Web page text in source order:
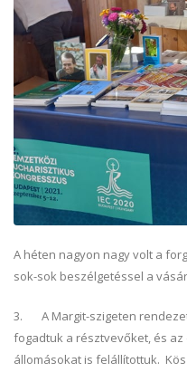
A héten nagyon nagy volt a
sok-sok beszélgetéssel a
3. A Margit-szigeten
fogadtuk a résztvevőket, és
állomásokat is felállítottuk.